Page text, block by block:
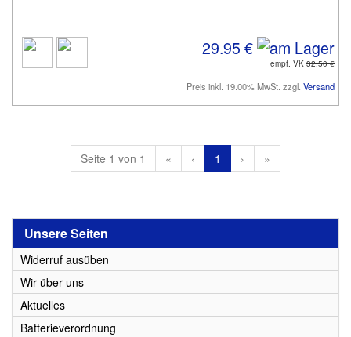
29.95 €
empf. VK 32.50 €
Preis inkl. 19.00% MwSt. zzgl. Versand
Seite 1 von 1 « ‹ 1 › »
Unsere Seiten
Widerruf ausüben
Wir über uns
Aktuelles
Batterieverordnung